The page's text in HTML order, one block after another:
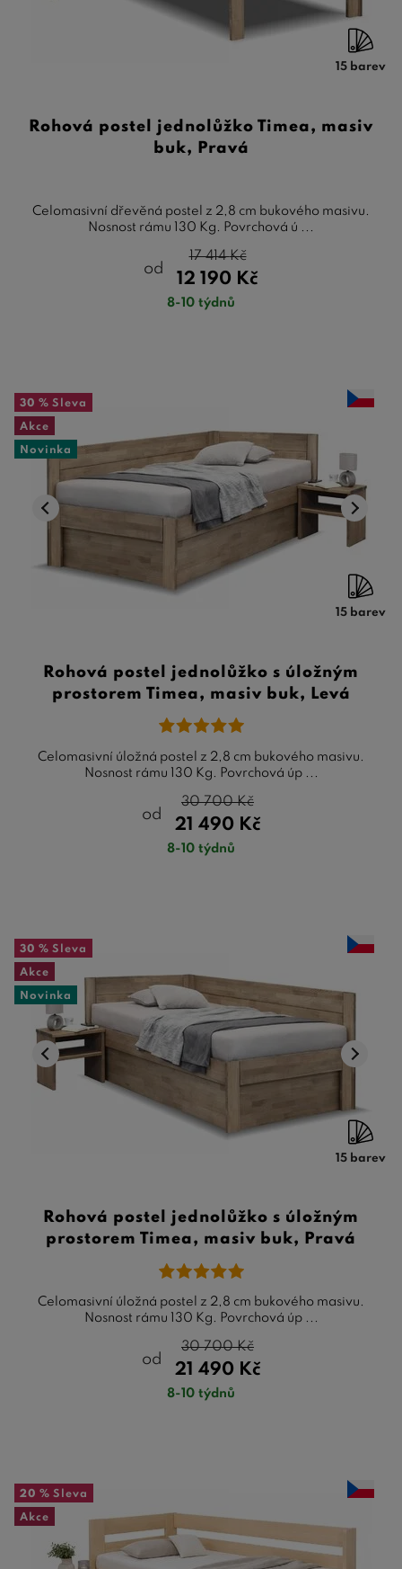
15 barev
Rohová postel jednolůžko Timea, masiv
buk, Pravá
Celomasivní dřevěná postel z 2,8 cm bukového masivu.
Nosnost rámu 130 Kg. Povrchová ú ...
od
12 190 Kč
17 414Kč
8-10 týdnů
30 % Sleva
Akce
Novinka
15 barev
Rohová postel jednolůžko s úložným
prostorem Timea, masiv buk, Levá
Celomasivní úložná postel z 2,8 cm bukového masivu.
Nosnost rámu 130 Kg. Povrchová úp ...
od
21 490 Kč
30 700Kč
8-10 týdnů
30 % Sleva
Akce
Novinka
15 barev
Rohová postel jednolůžko s úložným
prostorem Timea, masiv buk, Pravá
Celomasivní úložná postel z 2,8 cm bukového masivu.
Nosnost rámu 130 Kg. Povrchová úp ...
od
21 490 Kč
30 700Kč
8-10 týdnů
20 % Sleva
Akce